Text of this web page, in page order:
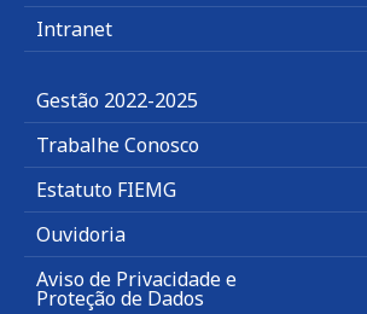
Intranet
Gestão 2022-2025
Trabalhe Conosco
Estatuto FIEMG
Ouvidoria
Aviso de Privacidade e
Proteção de Dados